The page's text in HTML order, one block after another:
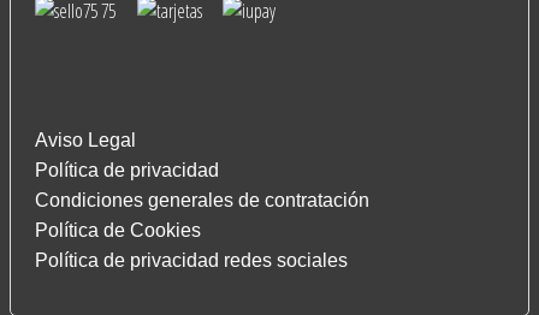
Aviso Legal
Política de privacidad
Condiciones generales de contratación
Política de Cookies
Política de privacidad redes sociales